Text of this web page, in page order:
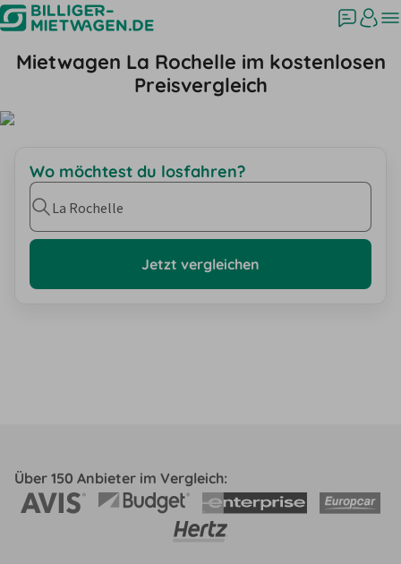
Mietwagen La Rochelle im kostenlosen
Preisvergleich
Wo möchtest du losfahren?
La Rochelle
Jetzt vergleichen
Über 150 Anbieter im Vergleich: